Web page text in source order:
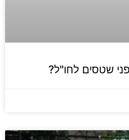
שטסים לחו"ל?